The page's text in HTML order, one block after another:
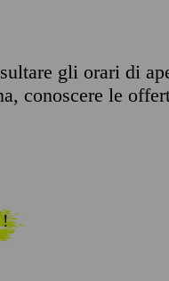
gli orari di
conoscere le
!